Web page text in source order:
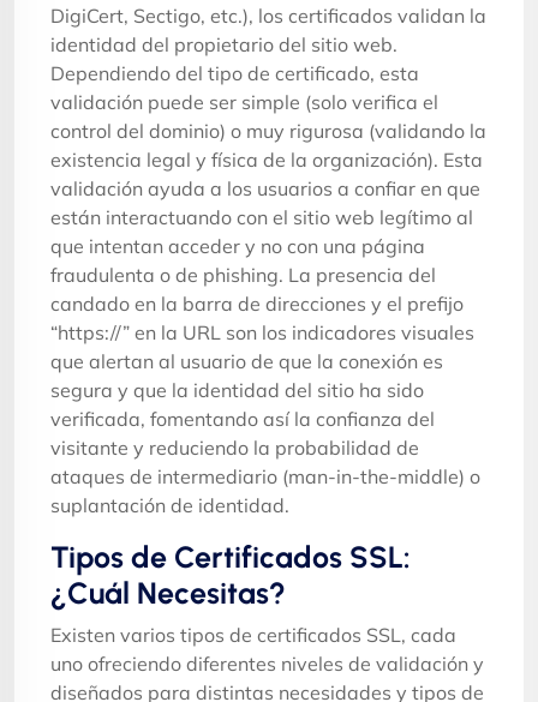
DigiCert, Sectigo, etc.), los certificados validan la
identidad del propietario del sitio web.
Dependiendo del tipo de certificado, esta
validación puede ser simple (solo verifica el
control del dominio) o muy rigurosa (validando la
existencia legal y física de la organización). Esta
validación ayuda a los usuarios a confiar en que
están interactuando con el sitio web legítimo al
que intentan acceder y no con una página
fraudulenta o de phishing. La presencia del
candado en la barra de direcciones y el prefijo
“https://” en la URL son los indicadores visuales
que alertan al usuario de que la conexión es
segura y que la identidad del sitio ha sido
verificada, fomentando así la confianza del
visitante y reduciendo la probabilidad de
ataques de intermediario (man-in-the-middle) o
suplantación de identidad.
Tipos de Certificados SSL:
¿Cuál Necesitas?
Existen varios tipos de certificados SSL, cada
uno ofreciendo diferentes niveles de validación y
diseñados para distintas necesidades y tipos de